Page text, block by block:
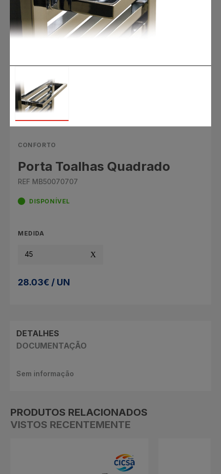
CONFORTO
Porta Toalhas Quadrado
REF MB50070707
DISPONÍVEL
MEDIDA
45
28.03€ / UN
DETALHES
DOCUMENTAÇÃO
Sem informação
PRODUTOS RELACIONADOS
VISTOS RECENTEMENTE